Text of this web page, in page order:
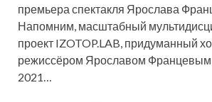
премьера спектакля Ярослава
Напомним, масштабный
проект IZOTOP.LAB, придуманный
режиссёром Ярославом Францевым,
2021…